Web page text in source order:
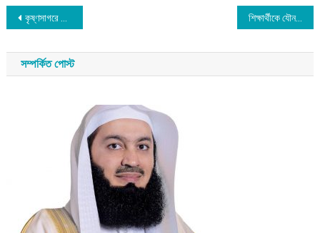
Post
navigation
কৃষ্ণসাগরে রুশ যুদ্ধজাহাজে ইউক্রেনের মিসাইল হামলা শিক্ষার্থীকে যৌন নিপীড়ন : ঢাবি অধ্যাপক বিশ্বজিৎ ঘোষের বিরুদ্ধে ব্যবস্থা
সম্পর্কিত পোস্ট